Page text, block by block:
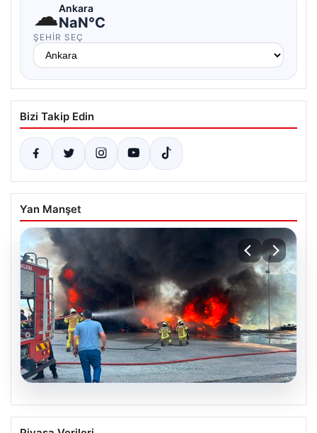
☁Ankara
NaN°C
ŞEHIR SEÇ
Bizi Takip Edin
Yan Manşet
06.08.2026
Dumanlar ilçeyi kapladı: Bursa’da